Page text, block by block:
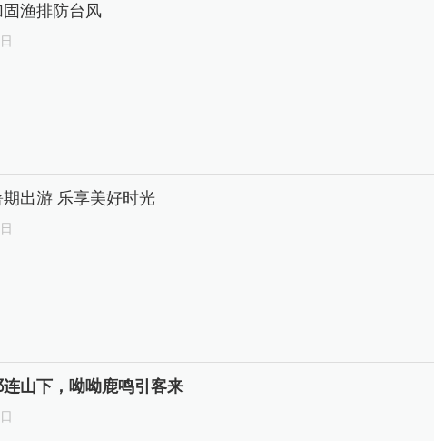
固渔排防台风
日
期出游 乐享美好时光
日
连山下，呦呦鹿鸣引客来
日